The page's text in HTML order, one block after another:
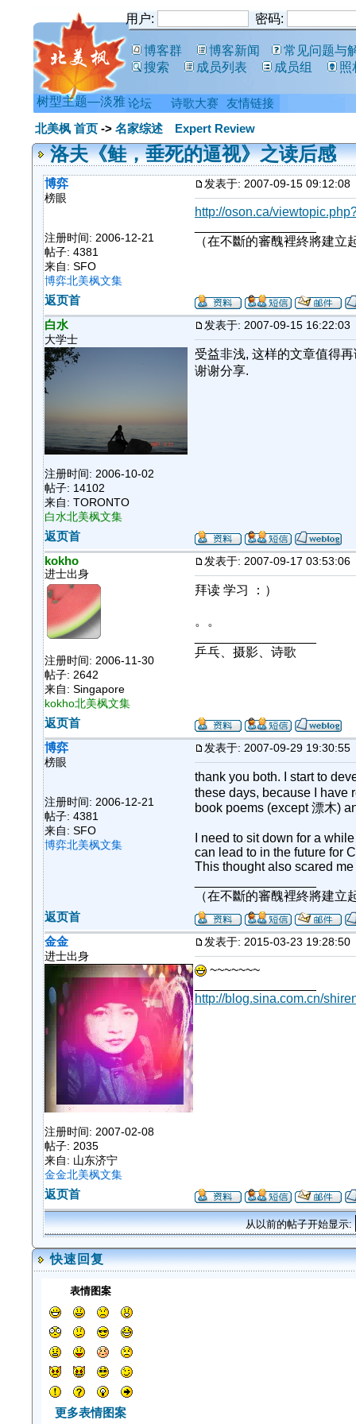
用户: 密码:
博客群 博客新闻
常见问题与
搜索
成员列表 成员组 照
树型主题—淡雅
北美枫 首页 -> 名家综述 Expert Review
洛夫《鲑，垂死的逼视》之读后感
博弈
榜眼
注册时间: 2006-12-21
帖子: 4381
来自: SFO
博弈北美枫文集
发表于: 2007-09-15 09:12:08
http://oson.ca/
（在不斷的審醜裡終將建立
返页首
白水
大学士
注册时间: 2006-10-02
帖子: 14102
来自: TORONTO
白水北美枫文集
发表于: 2007-09-15 16:22:03
受益非浅, 这样的文章值得再
谢谢分享.
返页首
kokho
进士出身
注册时间: 2006-11-30
帖子: 2642
来自: Singapore
kokho北美枫文集
发表于: 2007-09-17 03:53:06
拜读 学习 ：）
。。
乒乓、摄影、诗歌
返页首
博弈
榜眼
注册时间: 2006-12-21
帖子: 4381
来自: SFO
博弈北美枫文集
发表于: 2007-09-29 19:30:55
thank you both. I start to
these days, because I have
book poems (except 漂木)
I need to sit down for a
can lead to in the future for
This thought also scared me
（在不斷的審醜裡終將建立
返页首
金金
进士出身
注册时间: 2007-02-08
帖子: 2035
来自: 山东济宁
金金北美枫文集
发表于: 2015-03-23 19:28:50
~~~~~~~
http://blog.sina.com.cn/
返页首
从以前的帖子开始显示:
快速回复
表情图案
更多表情图案
论坛 诗歌大赛 友情链接